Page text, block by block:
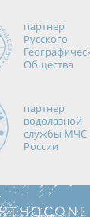
партнер
Русского
Общества
партнер
водолазной
службы МЧС
России